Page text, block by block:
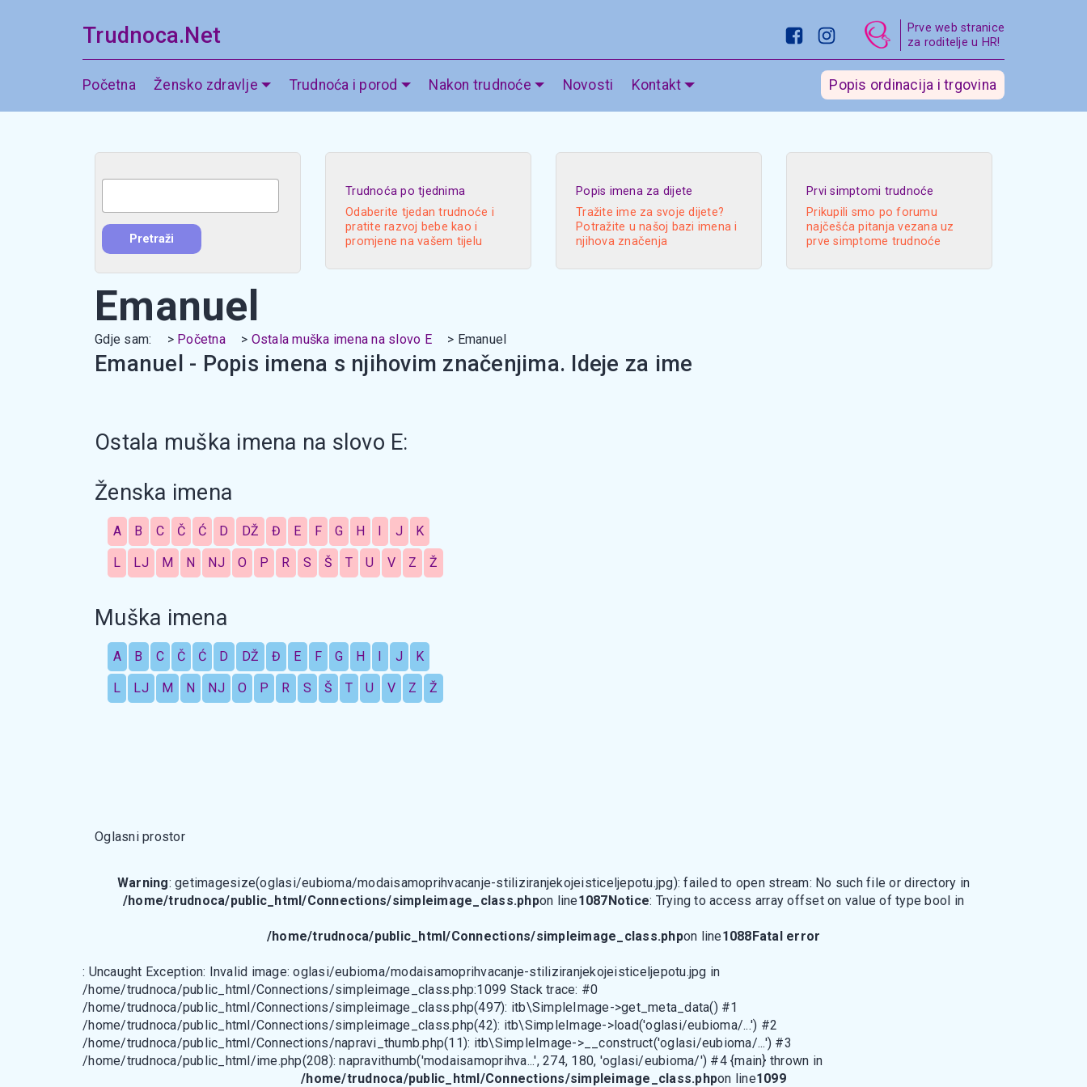
Trudnoca.Net
Prve web stranice
za roditelje u HR!
Početna Žensko zdravlje Trudnoća i porod Nakon trudnoće Novosti Kontakt Popis ordinacija i trgovina
Trudnoća po tjednima
Odaberite tjedan trudnoće i
pratite razvoj bebe kao i
promjene na vašem tijelu
Popis imena za dijete
Tražite ime za svoje dijete?
Potražite u našoj bazi imena i
njihova značenja
Prvi simptomi trudnoće
Prikupili smo po forumu
najčešća pitanja vezana uz
prve simptome trudnoće
Emanuel
Gdje sam: Početna Ostala muška imena na slovo E Emanuel
Emanuel - Popis imena s njihovim značenjima. Ideje za ime
Ostala muška imena na slovo E:
Ženska imena
A B C Č Ć D DŽ Đ E F G H I J K
L LJ M N NJ O P R S Š T U V Z Ž
Muška imena
A B C Č Ć D DŽ Đ E F G H I J K
L LJ M N NJ O P R S Š T U V Z Ž
Oglasni prostor
Warning: getimagesize(oglasi/eubioma/modaisamoprihvacanje-stiliziranjekojeisticeljepotu.jpg): failed to open stream: No such file or directory in
/home/trudnoca/public_html/Connections/simpleimage_class.phpon line1087Notice: Trying to access array offset on value of type bool in
/home/trudnoca/public_html/Connections/simpleimage_class.phpon line1088Fatal error
: Uncaught Exception: Invalid image: oglasi/eubioma/modaisamoprihvacanje-stiliziranjekojeisticeljepotu.jpg in
/home/trudnoca/public_html/Connections/simpleimage_class.php:1099 Stack trace: #0
/home/trudnoca/public_html/Connections/simpleimage_class.php(497): itb\SimpleImage->get_meta_data() #1
/home/trudnoca/public_html/Connections/simpleimage_class.php(42): itb\SimpleImage->load('oglasi/eubioma/...') #2
/home/trudnoca/public_html/Connections/napravi_thumb.php(11): itb\SimpleImage->__construct('oglasi/eubioma/...') #3
/home/trudnoca/public_html/ime.php(208): napravithumb('modaisamoprihva...', 274, 180, 'oglasi/eubioma/') #4 {main} thrown in
/home/trudnoca/public_html/Connections/simpleimage_class.phpon line1099